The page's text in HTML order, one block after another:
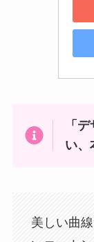
「
い、
美しい曲